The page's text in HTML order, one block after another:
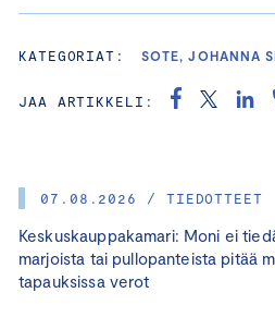
07.08.2026 / TIEDOTTEET
Keskuskauppakamari: Moni ei
marjoista tai pullopanteista pitää
tapauksissa verot
KATEGORIAT: SOTE, JOHANNA
JAA ARTIKKELI: